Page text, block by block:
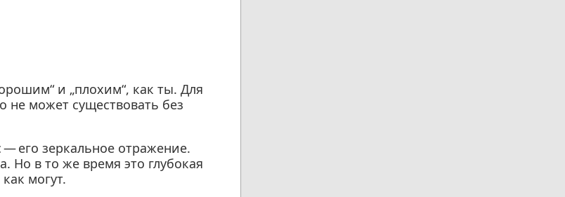
и „плохим“, как ты. Для
не может существовать без
— его зеркальное отражение.
Но в то же время это глубокая
могут.